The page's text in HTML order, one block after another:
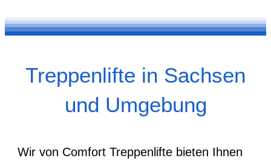
Treppenlifte in Sachsen
und Umgebung
Wir von Comfort Treppenlifte bieten Ihnen